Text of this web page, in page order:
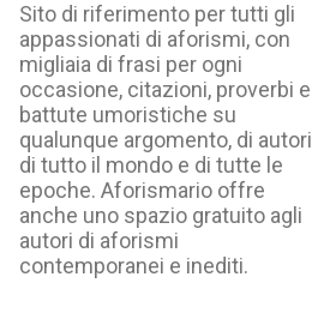
Sito di riferimento per tutti gli
appassionati di aforismi, con
migliaia di frasi per ogni
occasione, citazioni, proverbi e
battute umoristiche su
qualunque argomento, di autori
di tutto il mondo e di tutte le
epoche. Aforismario offre
anche uno spazio gratuito agli
autori di aforismi
contemporanei e inediti.